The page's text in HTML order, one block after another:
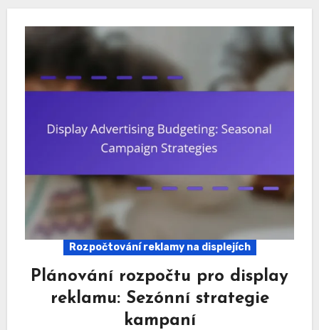
Rozpočtování reklamy na displejích
Plánování rozpočtu pro display
reklamu: Sezónní strategie
kampaní